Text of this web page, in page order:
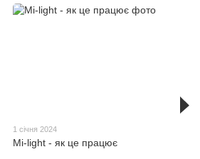
1 січня 2024
Mi-light - як це працює